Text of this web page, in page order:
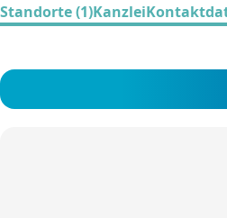
Standorte (1)Kanzlei